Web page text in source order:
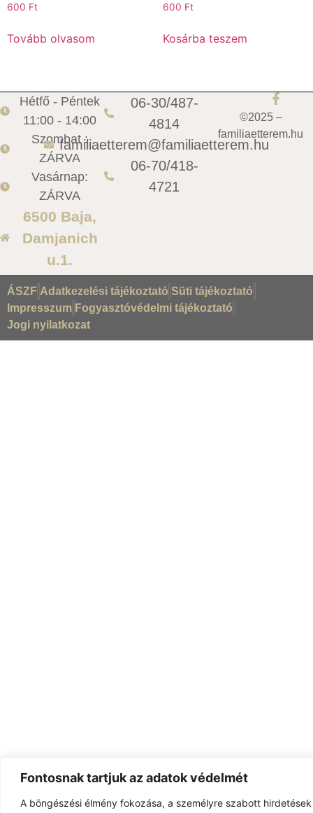
Fontosnak tartjuk az adatok védelmét
A böngészési élmény fokozása, a személyre szabott
600 Ft
Tovább olvasom
600 Ft
Kosárba teszem
Hétfő - Péntek
11:00 - 14:00
Szombat :
ZÁRVA
Vasárnap:
ZÁRVA
6500 Baja,
Damjanich
u.1.
06-30/487-
4814
familiaetterem@familiaetterem.hu
06-70/418-
4721
©2025 –
familiaetterem.hu
ÁSZF Adatkezelési tájékoztató Süti tájékoztató
Impresszum Fogyasztóvédelmi tájékoztató
Jogi nyilatkozat